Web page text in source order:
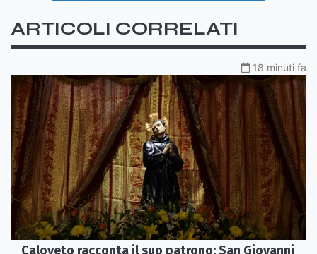
ARTICOLI CORRELATI
18 minuti fa
Caloveto racconta il suo patrono: San Giovanni